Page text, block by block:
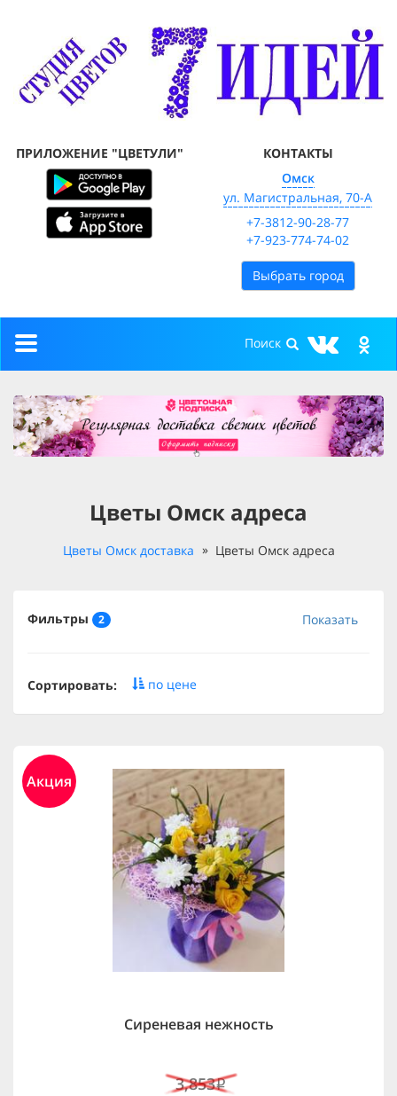
ПРИЛОЖЕНИЕ "ЦВЕТУЛИ"
КОНТАКТЫ
Омск
ул. Магистральная, 70-А
+7-3812-90-28-77
+7-923-774-74-02
Выбрать город
Toggle
Цветы Омск адреса
Цветы Омск доставка Цветы Омск адреса
Фильтры 2 Показать
Сортировать: по цене
Акция
Сиреневая нежность
3,853i